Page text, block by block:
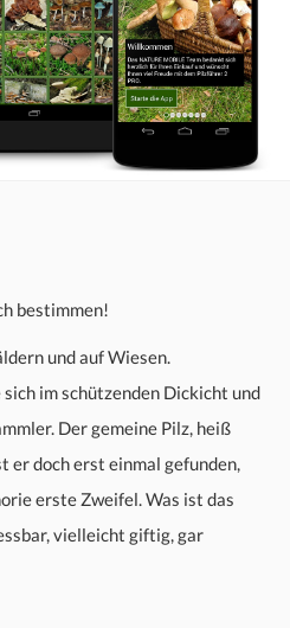
bestimmen!
und auf Wiesen.
im schützenden Dickicht und
Der gemeine Pilz, heiß
er doch erst einmal gefunden,
erste Zweifel. Was ist das
vielleicht giftig, gar